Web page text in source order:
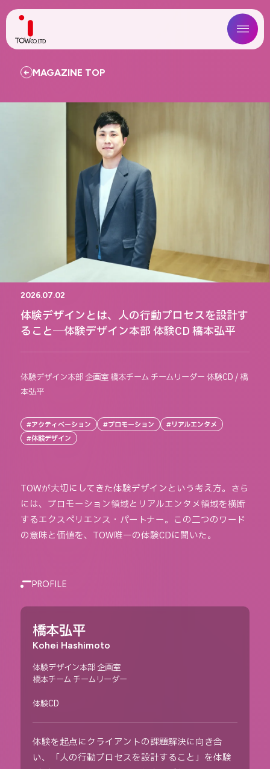
ABOUT US
SERVICE
WORKS
MAGAZINE
COMPANY
NEWS
IR
MAGAZINE TOP
2026.07.02
体験デザインとは、人の行動プロセスを設計す
ること―体験デザイン本部 体験CD 橋本弘平
体験デザイン本部 企画室 橋本チーム チームリーダー 体験CD / 橋
本弘平
#アクティベーション #プロモーション
#リアルエンタメ
#体験デザイン
TOWが大切にしてきた体験デザインという考え方。さら
には、プロモーション領域とリアルエンタメ領域を横断
するエクスペリエンス・パートナー。この二つのワード
の意味と価値を、TOW唯一の体験CDに聞いた。
PROFILE
橋本弘平
Kohei Hashimoto
体験デザイン本部 企画室
橋本チーム チームリーダー
体験CD
体験を起点にクライアントの課題解決に向き合
い、「人の行動プロセスを設計すること」を体験